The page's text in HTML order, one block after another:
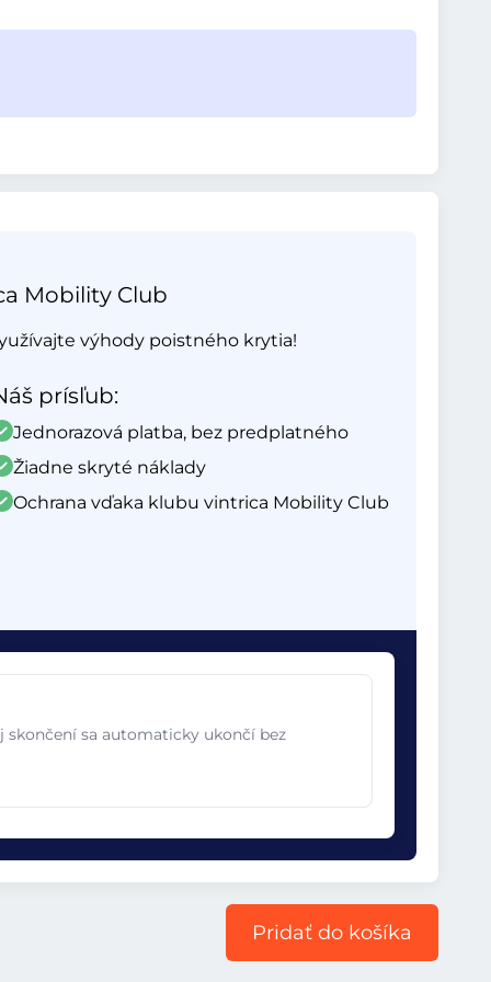
Mobility Club
výhody poistného krytia!
prísľub:
Jednorazová platba, bez predplatného
Žiadne skryté náklady
Ochrana vďaka klubu vintrica Mobility Club
sa automaticky ukončí bez
Pridať do košíka